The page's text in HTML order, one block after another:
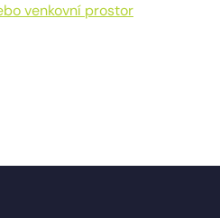
venkovní prostor